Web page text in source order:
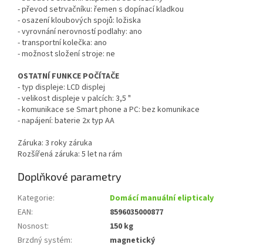
- převod setrvačníku: řemen s dopínací kladkou
- osazení kloubových spojů: ložiska
- vyrovnání nerovností podlahy: ano
- transportní kolečka: ano
- možnost složení stroje: ne
OSTATNÍ FUNKCE POČÍTAČE
- typ displeje: LCD displej
- velikost displeje v palcích: 3,5 "
- komunikace se Smart phone a PC: bez komunikace
- napájení: baterie 2x typ AA
Záruka: 3 roky záruka
Rozšířená záruka: 5 let na rám
Doplňkové parametry
Kategorie:
Domácí manuální elipticaly
EAN:
8596035000877
Nosnost:
150 kg
Brzdný systém:
magnetický